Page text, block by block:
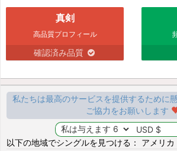
真剣
高品質プロフィール
確認済み品質
私たちは最高のサービスを提供するために
ご協力をお願いします
以下の地域でシングルを見つける： アメリカ